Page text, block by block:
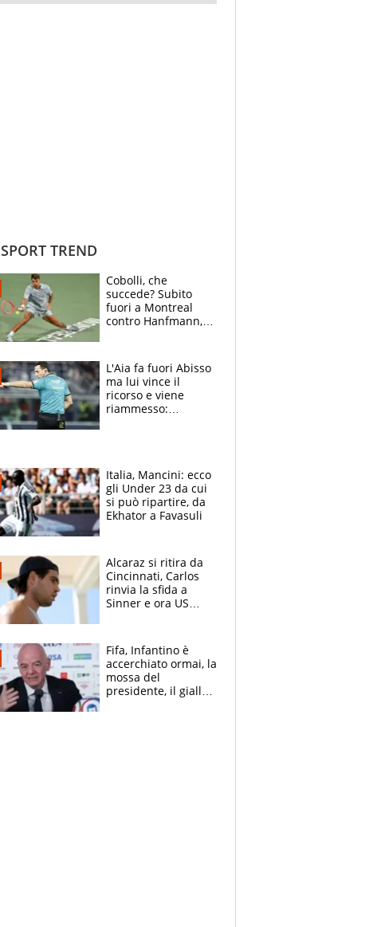
SPORT TREND
Cobolli, che
succede? Subito
fuori a Montreal
contro Hanfmann,
L'Aia fa fuori Abisso
ma lui vince il
ricorso e viene
riammesso:
Italia, Mancini: ecco
gli Under 23 da cui
si può ripartire, da
Ekhator a Favasuli
Alcaraz si ritira da
Cincinnati, Carlos
rinvia la sfida a
Sinner e ora US
Fifa, Infantino è
accerchiato ormai, la
mossa del
presidente, il giallo